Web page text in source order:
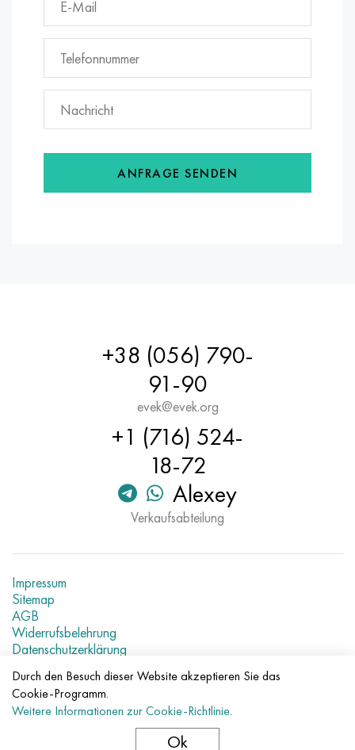
ANFRAGE SENDEN
+38 (056) 790-
91-90
evek@evek.org
+1 (716) 524-
18-72
Alexey
Verkaufsabteilung
Impressum
Sitemap
AGB
Widerrufsbelehrung
Datenschutzerklärung
© 2007–2026 «Evek GmbH»
Die Nutzung der Materialien der Webseite ohne direkte Links
Durch den Besuch dieser Website akzeptieren Sie das
Cookie-Programm.
Weitere Informationen zur Cookie-Richtlinie.
Ok